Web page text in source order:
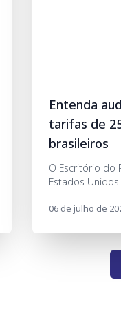
Entenda
tarifas de
brasileiros
O Escritório do
Estados Unidos
06 de julho de